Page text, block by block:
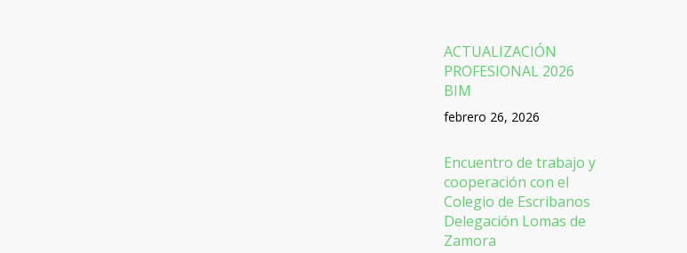
ACTUALIZACIÓN
PROFESIONAL 2026
BIM
febrero 26, 2026
Encuentro de trabajo y
cooperación con el
Colegio de Escribanos
Delegación Lomas de
Zamora